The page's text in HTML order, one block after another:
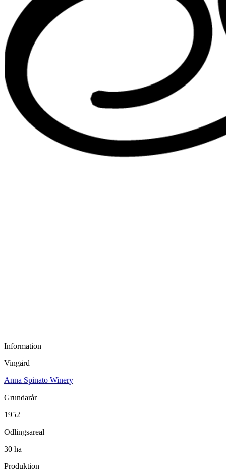
Information
Vingård
Anna Spinato Winery
Grundarår
1952
Odlingsareal
30 ha
Produktion